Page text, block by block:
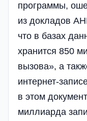
программы,
из докладов
что в базах
хранится 850
вызова», а
интернет-
в этом
миллиарда